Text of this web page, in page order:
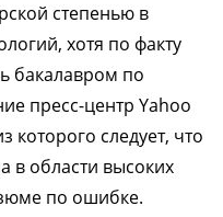
степенью в
хотя по факту
бакалавром по
пресс-центр Yahoo
которого следует, что
в области высоких
по ошибке.